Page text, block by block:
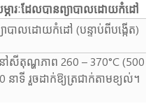
ម្ភារៈដែលបានព្យាបាលដោយកំដៅ
យាបាលដោយកំដៅ (បន្ទាប់ពីបង្កើត)
ៅសីតុណ្ហភាព 260 – 370°C (500
នាទី រួចដាក់ឱ្យត្រជាក់តាមខ្យល់។